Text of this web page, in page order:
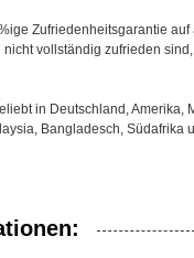
Zufriedenheitsgarantie auf
vollständig zufrieden
in Deutschland, Amerika,
Bangladesch, Südafrika